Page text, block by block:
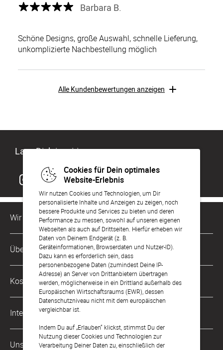
Cookies für Dein optimales
Website-Erlebnis
Wir nutzen Cookies und Technologien, um Dir
personalisierte Inhalte und Anzeigen zu zeigen, noch
bessere Produkte und Services zu bieten und deren
Performance zu messen, sowohl auf unseren eigenen
Webseiten als auch auf Drittseiten. Hierfür erheben wir
Daten von Deinem Endgerät (z. B.
Geräteinformationen, Browserdaten und Nutzer-ID).
Dazu kann es erforderlich sein, dass
personenbezogene Daten (zumindest Deine IP-
Adresse) an Server von Drittanbietern übertragen
werden, möglicherweise in ein Drittland außerhalb des
Europäischen Wirtschaftsraums (EWR), dessen
Datenschutzniveau nicht mit dem europäischen
vergleichbar ist.
Indem Du auf „Erlauben“ klickst, stimmst Du der
Nutzung dieser Cookies und Technologien zur
Verarbeitung Deiner Daten zu, einschließlich der
Barbara B.
Schöne Designs, große Auswahl, schnelle Lieferung,
unkomplizierte Nachbestellung möglich
Alle Kundenbewertungen anzeigen
Lass Dich inspirieren
Wir sind für Dich da
Kundenservice-Hotline
0049 221 956 725 10
Mo. - Fr. von 9 bis 17 Uhr
kontakt@sendmoments.ch
Über Uns
Philosophie
Karriere
Impressum
AGB & Widerrufsrecht
Zahlung & Versand
Kostenlose Services
Musterkarten
Digitale Fotoalben
Digitale Gästelisten
International
Deutschland
Unsere Zahlungsarten